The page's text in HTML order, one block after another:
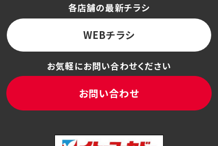
各店舗の最新チラシ
WEBチラシ
お気軽にお問い合わせください
お問い合わせ